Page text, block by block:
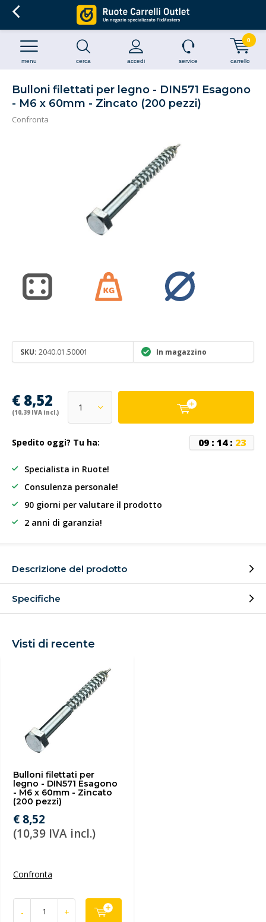
cerca accedi
menu service carrello
0
Bulloni filettati per legno - DIN571 Esagono
- M6 x 60mm - Zincato (200 pezzi)
Confronta
SKU: 2040.01.50001 In magazzino
€ 8,52
(10,39 IVA incl.)
Spedito oggi? Tu ha: 09: 14: 23
Specialista in Ruote!
Consulenza personale!
90 giorni per valutare il prodotto
2 anni di garanzia!
Descrizione del prodotto
Specifiche
Visti di recente
Bulloni filettati per
legno - DIN571 Esagono
- M6 x 60mm - Zincato
(200 pezzi)
€ 8,52
(10,39 IVA incl.)
Confronta
- +